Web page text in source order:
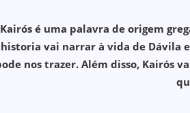
Kairós é uma palavra de origem
historia vai narrar à vida de Dávila
nos trazer. Além disso, Kairós